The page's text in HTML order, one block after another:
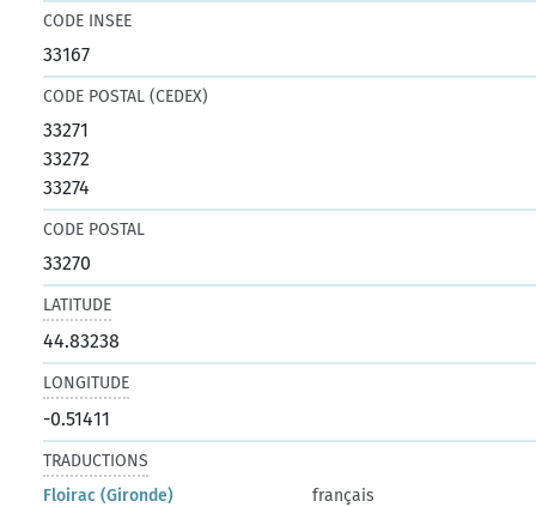
CODE INSEE
33167
CODE POSTAL (CEDEX)
33271
33272
33274
CODE POSTAL
33270
LATITUDE
44.83238
LONGITUDE
-0.51411
TRADUCTIONS
Floirac (Gironde)
français